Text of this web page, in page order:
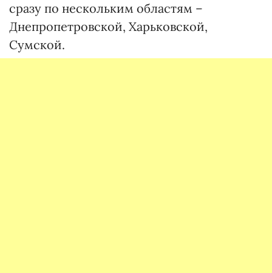
сразу по нескольким областям –
Днепропетровской, Харьковской,
Сумской.